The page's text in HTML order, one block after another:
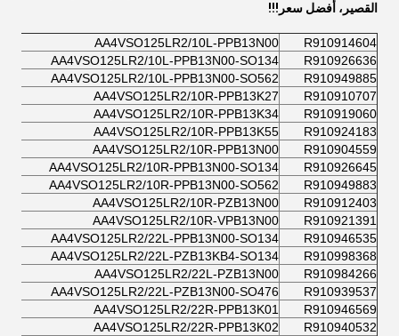
القصير، أفضل سعر!!!
R910914604
AA4VSO125LR2/10L-PPB13N00
R910926636
AA4VSO125LR2/10L-PPB13N00-SO134
R910949885
AA4VSO125LR2/10L-PPB13N00-SO562
R910910707
AA4VSO125LR2/10R-PPB13K27
R910919060
AA4VSO125LR2/10R-PPB13K34
R910924183
AA4VSO125LR2/10R-PPB13K55
R910904559
AA4VSO125LR2/10R-PPB13N00
R910926645
AA4VSO125LR2/10R-PPB13N00-SO134
R910949883
AA4VSO125LR2/10R-PPB13N00-SO562
R910912403
AA4VSO125LR2/10R-PZB13N00
R910921391
AA4VSO125LR2/10R-VPB13N00
R910946535
AA4VSO125LR2/22L-PPB13N00-SO134
R910998368
AA4VSO125LR2/22L-PZB13KB4-SO134
R910984266
AA4VSO125LR2/22L-PZB13N00
R910939537
AA4VSO125LR2/22L-PZB13N00-SO476
R910946569
AA4VSO125LR2/22R-PPB13K01
R910940532
AA4VSO125LR2/22R-PPB13K02